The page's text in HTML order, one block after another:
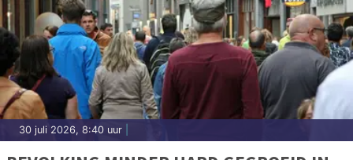
30 juli 2026, 8:40 uur